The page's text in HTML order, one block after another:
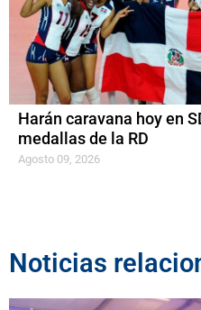
Harán caravana hoy en
medallas de la RD
Agosto 09, 2026
Noticias